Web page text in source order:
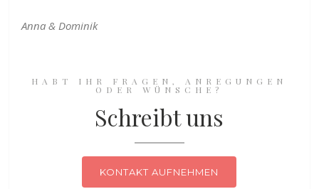
Anna & Dominik
HABT IHR FRAGEN, ANREGUNGEN
ODER WÜNSCHE?
Schreibt uns
KONTAKT AUFNEHMEN